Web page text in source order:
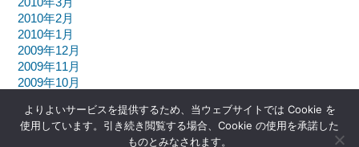
2010年3月
2010年2月
2010年1月
2009年12月
2009年11月
2009年10月
よりよいサービスを提供するため、当ウェブサイトでは Cookie を
使用しています。引き続き閲覧する場合、Cookie の使用を承諾した
ものとみなされます。